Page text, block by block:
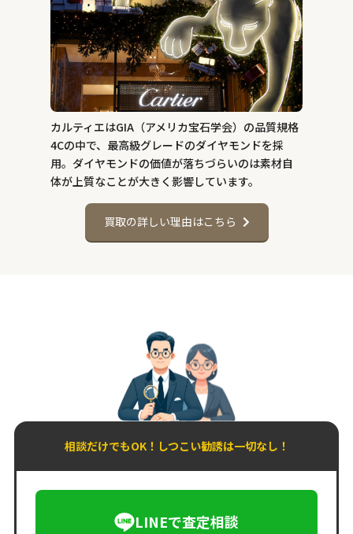
カルティエはGIA（アメリカ宝石学会）の品質規格
4Cの中で、最高級グレードのダイヤモンドを採
用。ダイヤモンドの価値が落ちづらいのは素材自
体が上質なことが大きく影響しています。
買取の詳しい理由はこちら
相談だけでもOK！しつこい勧誘は一切なし！
LINEで査定相談